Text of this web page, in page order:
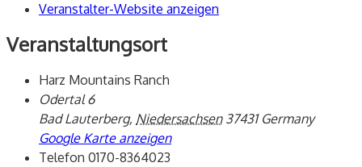
Veranstalter-Website anzeigen
Veranstaltungsort
Harz Mountains Ranch
Odertal 6
Bad Lauterberg, Niedersachsen 37431 Germany
Google Karte anzeigen
Telefon 0170-8364023